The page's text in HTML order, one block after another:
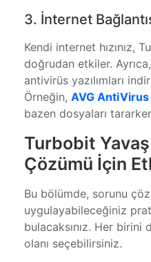
3. İnternet
Kendi internet hızınız,
doğrudan etkiler.
antivirüs yazılımları
Örneğin, AVG AntiVirus
bazen dosyaları
Turbobit
Çözümü İçin
Bu bölümde, sorunu
uygulayabileceğiniz
bulacaksınız. Her birini
olanı seçebilirsiniz.